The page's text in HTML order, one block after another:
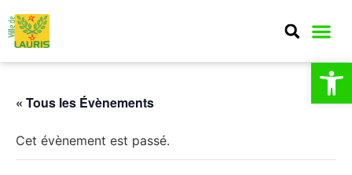
« Tous les Évènements
Cet évènement est passé.